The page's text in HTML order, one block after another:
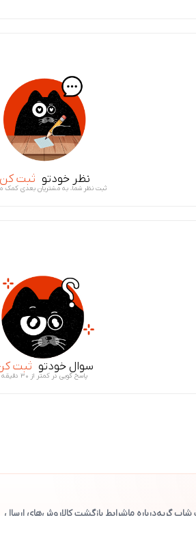
نظر خودتو ثبت کن
ثبت نظر شما، به مشتریان بعدی کمک
سوال خودتو ثبت
پاسخ گویی در کمتر از ۳۰ دقیقه
شاپ گربهدرباره ماشرایط بازگشت کالاروش‌های ارسال